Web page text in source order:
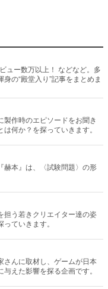
ュー数万以上！ などなど。多
の“殿堂入り”記事をまとめま
作時のエピソードをお聞き
何か？を探っていきます。
赫本』は、〈試験問題〉の形
担う若きクリエイター達の姿
ていきます。
さんに取材し、ゲームが日本
えた影響を探る企画です。